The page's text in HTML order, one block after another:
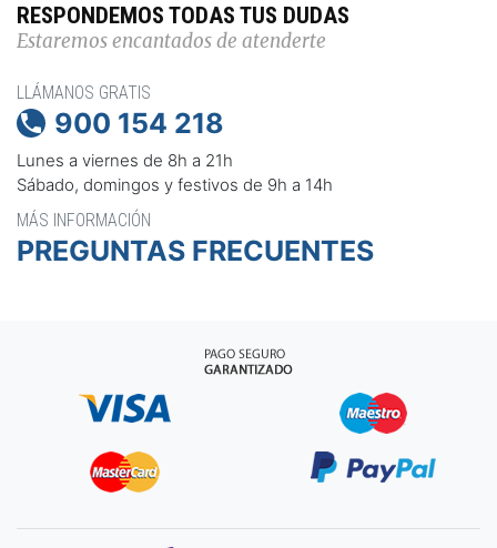
RESPONDEMOS TODAS TUS DUDAS
Estaremos encantados de atenderte
LLÁMANOS GRATIS
 900 154 218
Lunes a viernes de 8h a 21h
Sábado, domingos y festivos de 9h a 14h
MÁS INFORMACIÓN
PREGUNTAS FRECUENTES